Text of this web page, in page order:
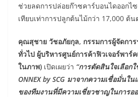
ช่วยลดการปล่อยก๊าซคาร์บอนไดออกไ
เทียบเท่าการปลูกต้นไม้กว่า 17,000 ต้น
คุณสุชาย วัชอภัยกุล, กรรมการผู้จัดกา
ทั่วไป ผู้บริหารศูนย์การค้าฟิวเจอร์พาร์
ในภาพ) เปิดเผยว่า “การตัดสินใจเลือก
ONNEX by SCG มาจากความเชื่อมั่น
ของทีมงานที่มีความเชี่ยวชาญในการอ